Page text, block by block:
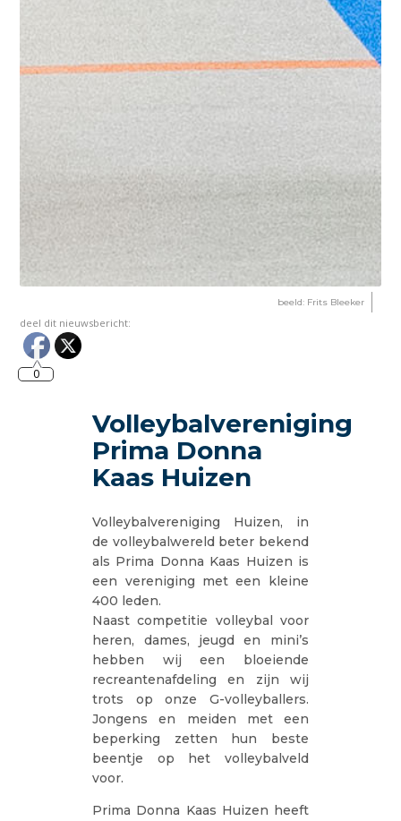
beeld: Frits Bleeker
deel dit nieuwsbericht:
0
Volleybalvereniging
Prima Donna
Kaas Huizen
Volleybalvereniging Huizen, in
de volleybalwereld beter bekend
als Prima Donna Kaas Huizen is
een vereniging met een kleine
400 leden.
Naast competitie volleybal voor
heren, dames, jeugd en mini’s
hebben wij een bloeiende
recreantenafdeling en zijn wij
trots op onze G-volleyballers.
Jongens en meiden met een
beperking zetten hun beste
beentje op het volleybalveld
voor.
Prima Donna Kaas Huizen heeft